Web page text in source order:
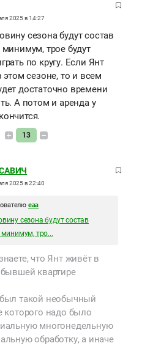
2025 в 14:27
сезона будут состав
минимум, трое будут
по кругу. Если Янт
этом сезоне, то и всем
достаточно времени
А потом и аренда у
13
2025 в 22:40
eaa
сезона будут состав
тро...
что Янт живёт в
квартире
такой необычный
которого надо было
многонедельную
обработку, а иначе